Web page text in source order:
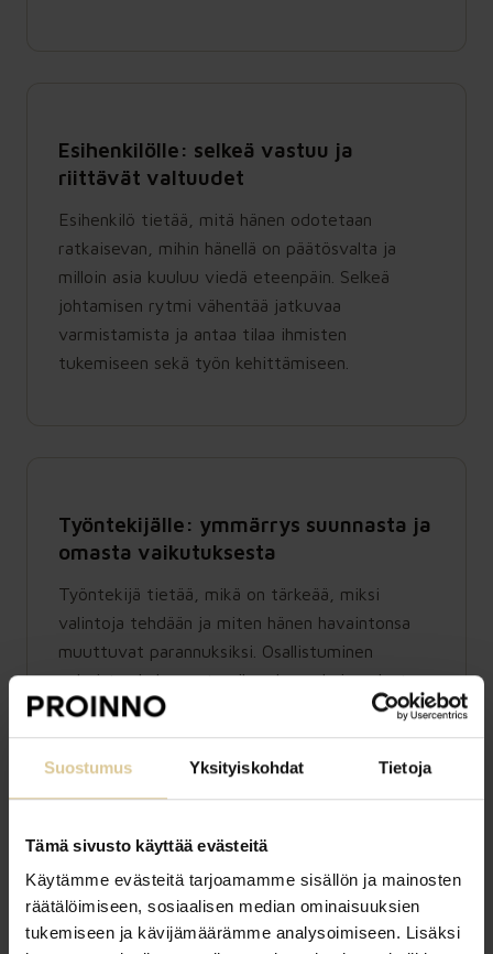
Suostumus Yksityiskohdat Tietoja
Tämä sivusto käyttää evästeitä
Käytämme evästeitä tarjoamamme sisällön ja mainosten
räätälöimiseen, sosiaalisen median ominaisuuksien
tukemiseen ja kävijämäärämme analysoimiseen. Lisäksi
Esihenkilölle: selkeä vastuu ja
riittävät valtuudet
Esihenkilö tietää, mitä hänen odotetaan
ratkaisevan, mihin hänellä on päätösvalta ja
milloin asia kuuluu viedä eteenpäin. Selkeä
johtamisen rytmi vähentää jatkuvaa
varmistamista ja antaa tilaa ihmisten
tukemiseen sekä työn kehittämiseen.
Työntekijälle: ymmärrys suunnasta ja
omasta vaikutuksesta
Työntekijä tietää, mikä on tärkeää, miksi
valintoja tehdään ja miten hänen havaintonsa
muuttuvat parannuksiksi. Osallistuminen
vahvistaa kokemusta oikeudenmukaisuudesta,
vaikutusmahdollisuuksista ja työn
merkityksestä. Johdonmukainen
työntekijäkokemus vahvistaa ajan mittaan myös
työnantajakuvaa, pitovoimaa ja kykyä saada